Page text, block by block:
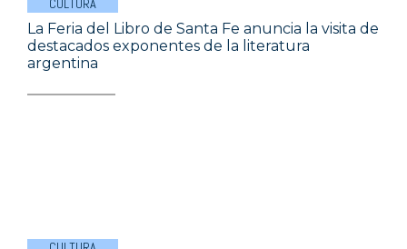
La Feria del Libro de Santa Fe anuncia la visita de
destacados exponentes de la literatura
argentina